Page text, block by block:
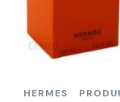
HERMES